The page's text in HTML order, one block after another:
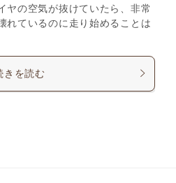
ヤの空気が抜けていたら、非常
れているのに走り始めることは
きを読む